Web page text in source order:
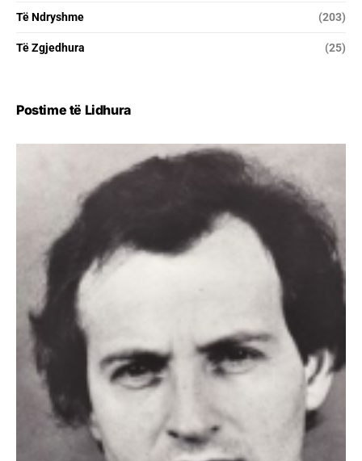
Të Ndryshme (203)
Të Zgjedhura (25)
Postime të Lidhura